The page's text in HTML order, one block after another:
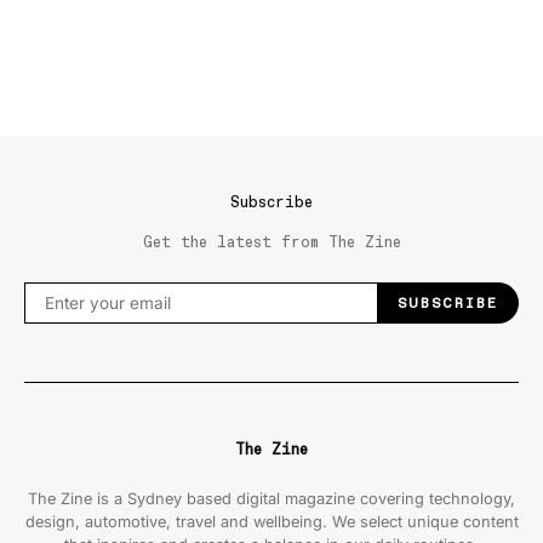
Subscribe
Get the latest from The Zine
SUBSCRIBE
The Zine
The Zine is a Sydney based digital magazine covering technology,
design, automotive, travel and wellbeing. We select unique content